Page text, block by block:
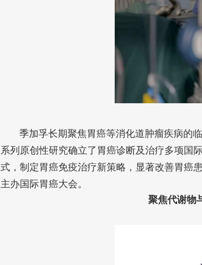
季加孚长期聚焦胃癌等消化道肿瘤疾病的
系列原创性研究确立了胃癌诊断及治疗多项国
式，制定胃癌免疫治疗新策略，显著改善胃癌
主办国际胃癌大会。
聚焦代谢物